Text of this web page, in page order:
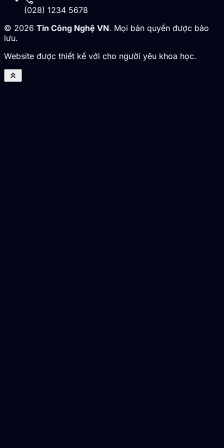
(028) 1234 5678
© 2026 Tin Công Nghệ VN. Mọi bản quyền được bảo
lưu.
Website được thiết kế với cho người yêu khoa học.
keyboard_double_arrow_up